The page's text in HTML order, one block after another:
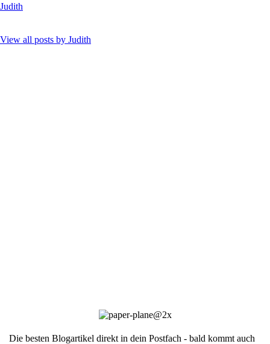
Judith
View all posts by Judith
Die besten Blogartikel direkt in dein Postfach - bald kommt auch